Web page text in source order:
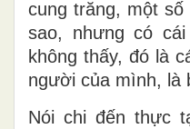
cung trăng, một
sao, nhưng có
không thấy, đó là
người của mình, là
Nói chi đến thực